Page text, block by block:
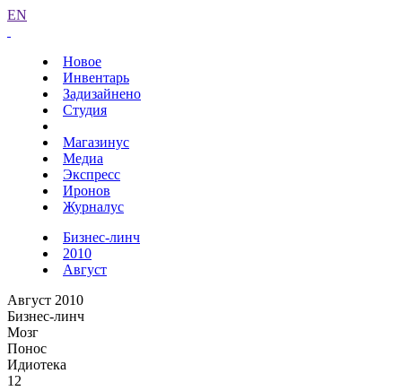
EN
Новое
Инвентарь
Задизайнено
Студия
Магазинус
Медиа
Экспресс
Иронов
Журналус
Бизнес-линч
2010
Август
Август 2010
Бизнес-линч
Мозг
Понос
Идиотека
12